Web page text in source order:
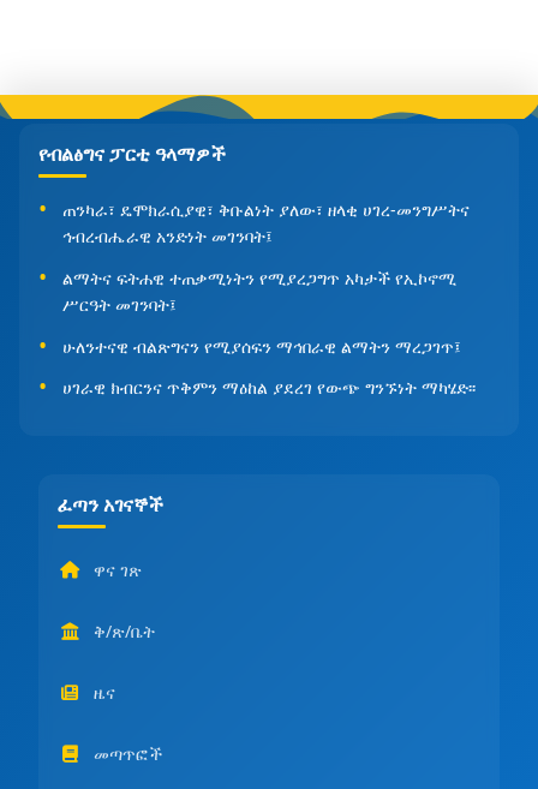
የብልፅግና ፓርቲ ዓላማዎች
ጠንካራ፣ ዴሞክራሲያዊ፣ ቅቡልነት ያለው፣ ዘላቂ ሀገረ-መንግሥትና
ኅብረብሔራዊ አንድነት መገንባት፤
ልማትና ፍትሐዊ ተጠቃሚነትን የሚያረጋግጥ አካታች የኢኮኖሚ
ሥርዓት መገንባት፤
ሁለንተናዊ ብልጽግናን የሚያሰፍን ማኅበራዊ ልማትን ማረጋገጥ፤
ሀገራዊ ክብርንና ጥቅምን ማዕከል ያደረገ የውጭ ግንኙነት ማካሄድ፡፡
ፈጣን አገናኞች
ዋና ገጽ
ቅ/ጽ/ቤት
ዜና
መጣጥፎች